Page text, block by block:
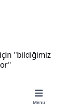
"bildiğimiz
Menu